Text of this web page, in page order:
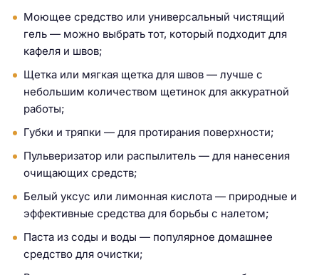
Моющее средство или универсальный чистящий
гель — можно выбрать тот, который подходит для
кафеля и швов;
Щетка или мягкая щетка для швов — лучше с
небольшим количеством щетинок для аккуратной
работы;
Губки и тряпки — для протирания поверхности;
Пульверизатор или распылитель — для нанесения
очищающих средств;
Белый уксус или лимонная кислота — природные и
эффективные средства для борьбы с налетом;
Паста из соды и воды — популярное домашнее
средство для очистки;